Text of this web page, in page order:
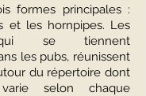
formes principales :
et les hornpipes. Les
qui se tiennent
les pubs, réunissent
du répertoire dont
varie selon chaque